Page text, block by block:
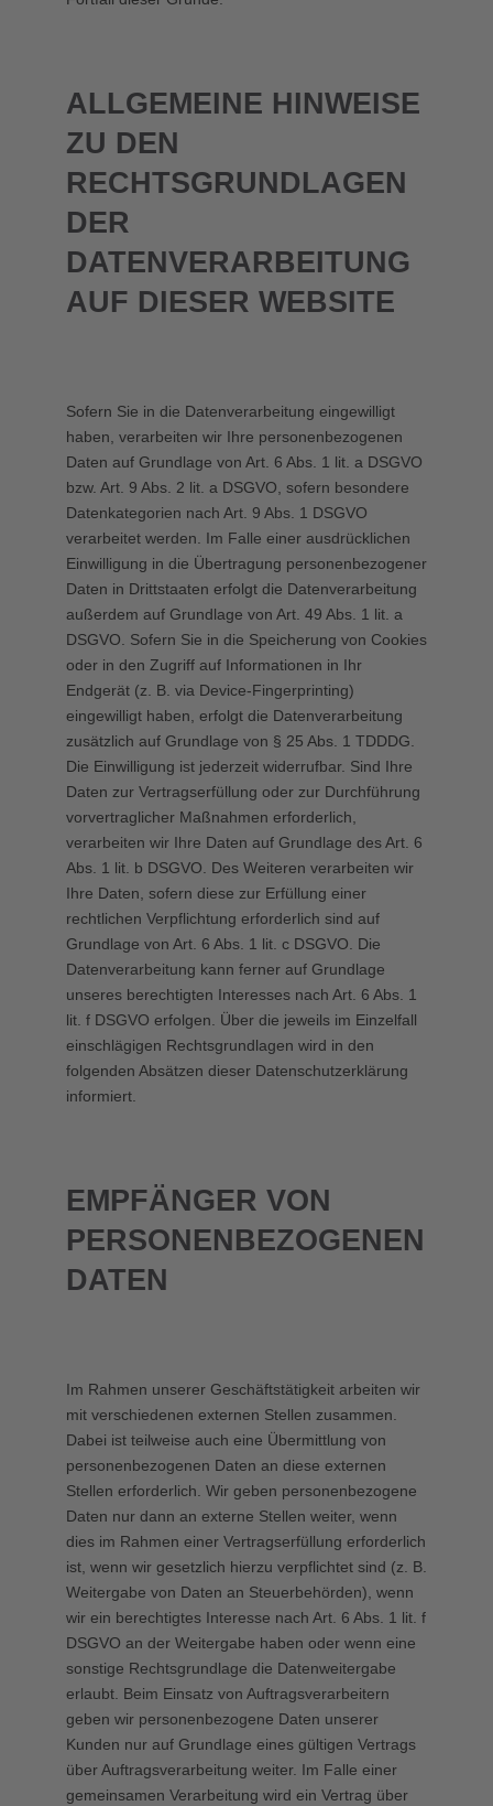
ALLGEMEINE HINWEISE
ZU DEN
RECHTSGRUNDLAGEN
DER
DATENVERARBEITUNG
AUF DIESER WEBSITE
Sofern Sie in die Datenverarbeitung eingewilligt
haben, verarbeiten wir Ihre personenbezogenen
Daten auf Grundlage von Art. 6 Abs. 1 lit. a DSGVO
bzw. Art. 9 Abs. 2 lit. a DSGVO, sofern besondere
Datenkategorien nach Art. 9 Abs. 1 DSGVO
verarbeitet werden. Im Falle einer ausdrücklichen
Einwilligung in die Übertragung personenbezogener
Daten in Drittstaaten erfolgt die Datenverarbeitung
außerdem auf Grundlage von Art. 49 Abs. 1 lit. a
DSGVO. Sofern Sie in die Speicherung von Cookies
oder in den Zugriff auf Informationen in Ihr
Endgerät (z. B. via Device-Fingerprinting)
eingewilligt haben, erfolgt die Datenverarbeitung
zusätzlich auf Grundlage von § 25 Abs. 1 TDDDG.
Die Einwilligung ist jederzeit widerrufbar. Sind Ihre
Daten zur Vertragserfüllung oder zur Durchführung
vorvertraglicher Maßnahmen erforderlich,
verarbeiten wir Ihre Daten auf Grundlage des Art. 6
Abs. 1 lit. b DSGVO. Des Weiteren verarbeiten wir
Ihre Daten, sofern diese zur Erfüllung einer
rechtlichen Verpflichtung erforderlich sind auf
Grundlage von Art. 6 Abs. 1 lit. c DSGVO. Die
Datenverarbeitung kann ferner auf Grundlage
unseres berechtigten Interesses nach Art. 6 Abs. 1
lit. f DSGVO erfolgen. Über die jeweils im Einzelfall
einschlägigen Rechtsgrundlagen wird in den
folgenden Absätzen dieser Datenschutzerklärung
informiert.
EMPFÄNGER VON
PERSONENBEZOGENEN
DATEN
Im Rahmen unserer Geschäftstätigkeit arbeiten wir
mit verschiedenen externen Stellen zusammen.
Dabei ist teilweise auch eine Übermittlung von
personenbezogenen Daten an diese externen
Stellen erforderlich. Wir geben personenbezogene
Daten nur dann an externe Stellen weiter, wenn
dies im Rahmen einer Vertragserfüllung erforderlich
ist, wenn wir gesetzlich hierzu verpflichtet sind (z. B.
Weitergabe von Daten an Steuerbehörden), wenn
wir ein berechtigtes Interesse nach Art. 6 Abs. 1 lit. f
DSGVO an der Weitergabe haben oder wenn eine
sonstige Rechtsgrundlage die Datenweitergabe
erlaubt. Beim Einsatz von Auftragsverarbeitern
geben wir personenbezogene Daten unserer
Kunden nur auf Grundlage eines gültigen Vertrags
über Auftragsverarbeitung weiter. Im Falle einer
gemeinsamen Verarbeitung wird ein Vertrag über